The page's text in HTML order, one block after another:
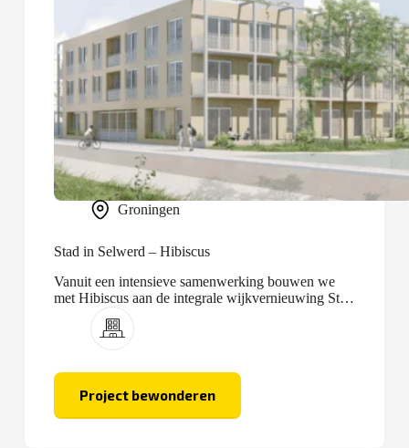
Groningen
Stad in Selwerd – Hibiscus
Vanuit een intensieve samenwerking bouwen we
met Hibiscus aan de integrale wijkvernieuwing Stad
in Selwerd.
Project bewonderen
Stad
in